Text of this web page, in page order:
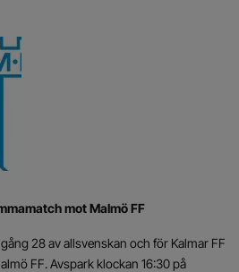
mot Malmö FF
28 av allsvenskan och för Kalmar FF
FF. Avspark klockan 16:30 på